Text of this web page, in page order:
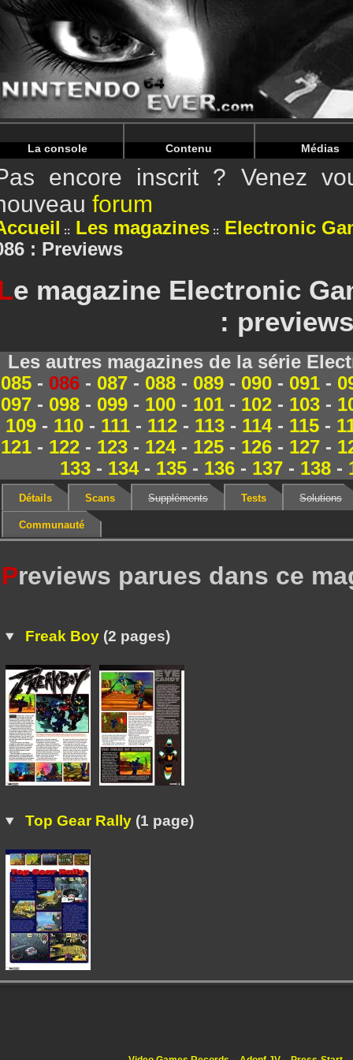
Warning: Undefined array key "HTTP_REFERER" in /
Warning: Undefined array key "HTTP_REFERER" in /
La console Contenu Médias
encore inscrit ? Venez
forum
Les magazines
Electronic
: Previews
e magazine Electronic
: previews
Les autres magazines de la série
085 - 086 - 087 - 088 - 089 - 090 - 091 -
097 - 098 - 099 - 100 - 101 - 102 - 103 -
109- 110- 111- 112- 113- 114- 115-
121 - 122 - 123 - 124- 125 - 126 - 127 -
133- 134- 135- 136- 137- 138-
Détails Scans Suppléments Tests Solutions
Communauté
Previews parues dans ce
Freak Boy(2 pages)
Top Gear Rally(1 page)